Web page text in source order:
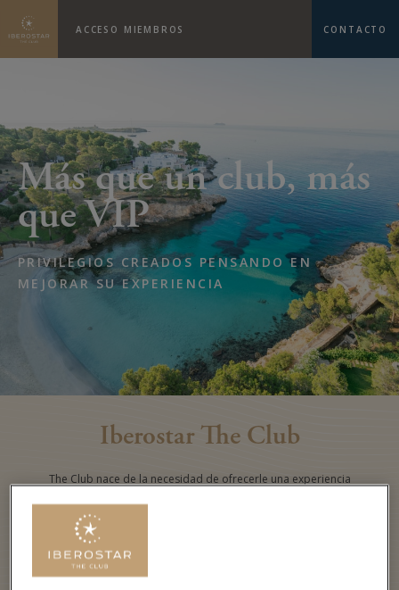
ACCESO MIEMBROS CONTACTO
Más que un club, más
que VIP
PRIVILEGIOS CREADOS PENSANDO EN
MEJORAR SU EXPERIENCIA
Iberostar The Club
The Club nace de la necesidad de ofrecerle una experiencia
por primera vez. Un reconocimiento único y especial que
Un espacio pensado para brindar un tratamiento